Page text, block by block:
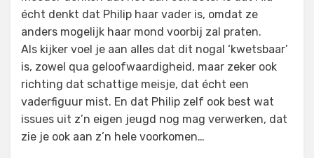
écht denkt dat Philip haar vader is, omdat ze
anders mogelijk haar mond voorbij zal praten.
Als kijker voel je aan alles dat dit nogal ‘kwetsbaar’
is, zowel qua geloofwaardigheid, maar zeker ook
richting dat schattige meisje, dat écht een
vaderfiguur mist. En dat Philip zelf ook best wat
issues uit z’n eigen jeugd nog mag verwerken, dat
zie je ook aan z’n hele voorkomen…